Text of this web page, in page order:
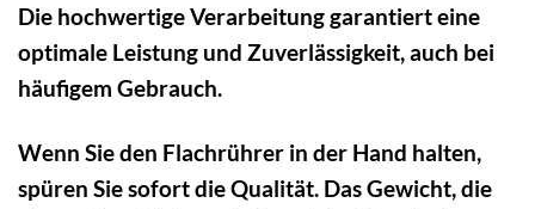
Die hochwertige Verarbeitung garantiert eine
optimale Leistung und Zuverlässigkeit, auch bei
häufigem Gebrauch.
Wenn Sie den Flachrührer in der Hand halten,
spüren Sie sofort die Qualität. Das Gewicht, die